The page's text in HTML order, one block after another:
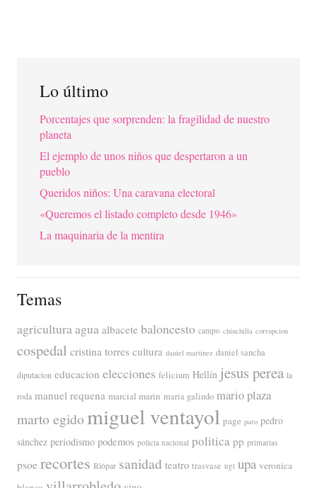
Lo último
Porcentajes que sorprenden: la fragilidad de nuestro
planeta
El ejemplo de unos niños que despertaron a un
pueblo
Queridos niños: Una caravana electoral
«Queremos el listado completo desde 1946»
La maquinaria de la mentira
Temas
agriculturaagua albacete baloncesto campo chinchilla corrupcion
cospedal cristina torres cultura daniel martinez daniel sancha
diputacion educacion elecciones felicium Hellín jesus perea la
roda manuel requena marcial marin maria galindo mario plaza
marto egidomiguel ventayol page paro pedro
sánchez periodismo podemos policia nacional politica pp primarias
psoe recortes Riópar sanidad teatro trasvase ugt upa veronica